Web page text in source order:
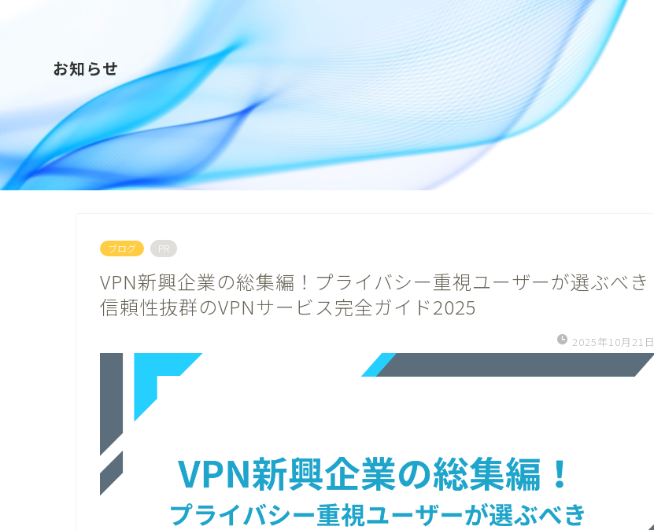
お知らせ
ブログ PR
VPN新興企業の総集編！プライバシー重視ユーザーが選ぶべき
信頼性抜群のVPNサービス完全ガイド2025
2025年10月21日